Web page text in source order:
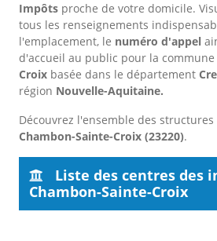
Impôts proche de votre domicile.
tous les renseignements
l'emplacement, le numéro d'appel
d'accueil au public pour la commune
Croix basée dans le département
région Nouvelle-Aquitaine.
Découvrez l'ensemble des
Chambon-Sainte-Croix (23220).
Liste des centres des
Chambon-Sainte-Croix